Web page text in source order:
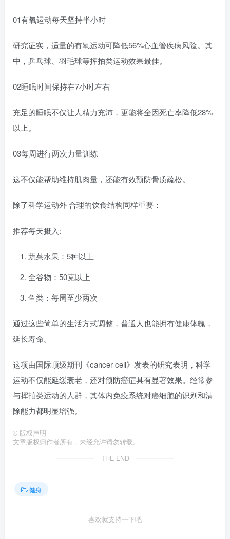
01有氧运动每天坚持半小时
研究证实，适量的有氧运动可降低56%心血管疾病风险。其
中，乒乓球、羽毛球等挥拍类运动效果最佳。
02睡眠时间保持在7小时左右
充足的睡眠不仅让人精力充沛，更能将全因死亡率降低28%
以上。
03每周进行两次力量训练
这不仅能帮助维持肌肉量，还能有效预防骨质疏松。
除了科学运动外 合理的饮食结构同样重要：
推荐每天摄入:
蔬菜水果：5种以上
全谷物：50克以上
鱼类：每周至少两次
通过这些简单的生活方式调整，普通人也能拥有健康体魄，
延长寿命。
这项由国际顶级期刊《cancer cell》发表的研究表明，科学
运动不仅能延缓衰老，还对预防癌症具有显著效果。经常参
与挥拍类运动的人群，其体内免疫系统对癌细胞的识别和清
除能力都明显增强。
© 版权声明
文章版权归作者所有，未经允许请勿转载。
THE END
健身
喜欢就支持一下吧